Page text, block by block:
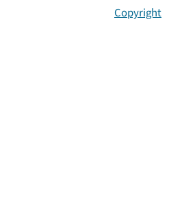
Copyright